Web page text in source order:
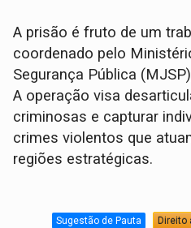
​A prisão é fruto de um
coordenado pelo
Segurança Pública
A operação visa
criminosas e capturar
crimes violentos que
regiões estratégicas.
Sugestão de Pauta Direito